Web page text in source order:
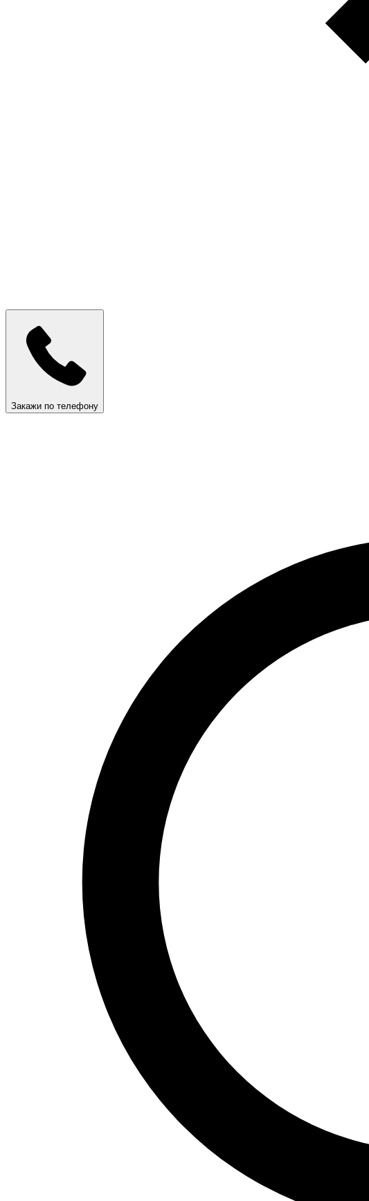
Закажи по телефону